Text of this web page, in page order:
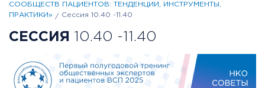
СООБЩЕСТВ ПАЦИЕНТОВ: ТЕНДЕНЦИИ, ИНСТРУМЕНТЫ,
ПРАКТИКИ»
Сессия 10.40 -11.40
СЕССИЯ 10.40 -11.40